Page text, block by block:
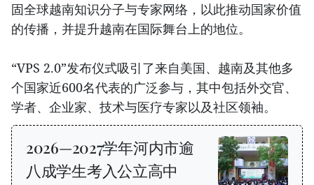
固全球越南知识分子与专家网络，以此推动国家价值
的传播，并提升越南在国际舞台上的地位。
“VPS 2.0”发布仪式吸引了来自美国、越南及其他多
个国家近600名代表的广泛参与，其中包括外交官、
学者、企业家、技术与医疗专家以及社区领袖。
2026—2027学年河内市逾
八成学生考入公立高中